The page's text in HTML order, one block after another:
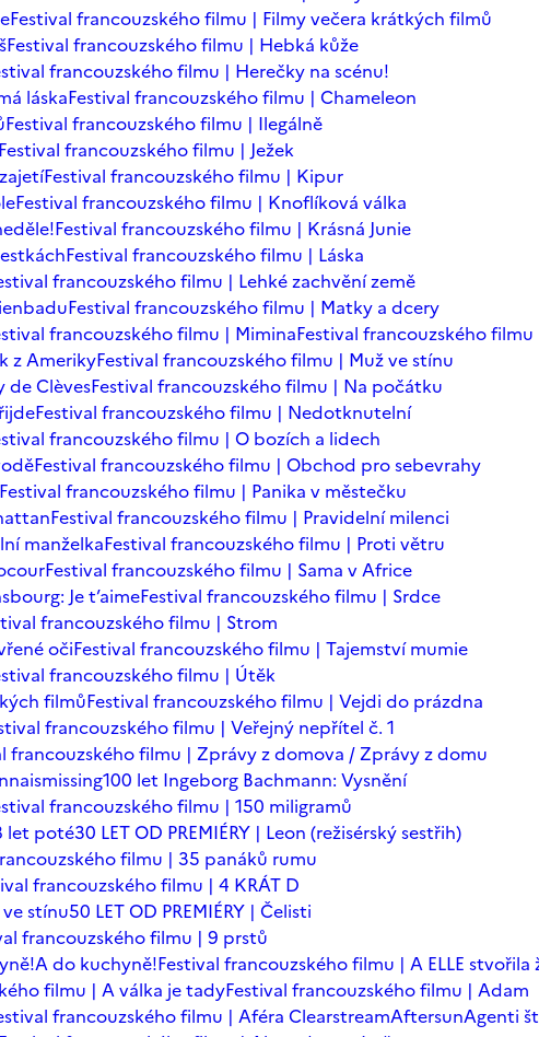
Festival francouzského filmu | Filmy večera krátkých filmů
Festival francouzského filmu | Hebká kůže
francouzského filmu | Herečky na scénu!
láskaFestival francouzského filmu | Chameleon
Festival francouzského filmu | Ilegálně
Festival francouzského filmu | Ježek
Festival francouzského filmu | Kipur
Festival francouzského filmu | Knoflíková válka
Festival francouzského filmu | Krásná Junie
Festival francouzského filmu | Láska
francouzského filmu | Lehké zachvění země
Festival francouzského filmu | Matky a dcery
francouzského filmu | MiminaFestival francouzského
z AmerikyFestival francouzského filmu | Muž ve stínu
de ClèvesFestival francouzského filmu | Na počátku
Festival francouzského filmu | Nedotknutelní
francouzského filmu | O bozích a lidech
Festival francouzského filmu | Obchod pro sebevrahy
Festival francouzského filmu | Panika v městečku
Festival francouzského filmu | Pravidelní milenci
manželkaFestival francouzského filmu | Proti větru
Festival francouzského filmu | Sama v Africe
Je t’aimeFestival francouzského filmu | Srdce
francouzského filmu | Strom
očiFestival francouzského filmu | Tajemství mumie
francouzského filmu | Útěk
filmůFestival francouzského filmu | Vejdi do prázdna
francouzského filmu | Veřejný nepřítel č. 1
francouzského filmu | Zprávy z domova / Zprávy z domu
100 let Ingeborg Bachmann: Vysnění
francouzského filmu | 150 miligramů
let poté30 LET OD PREMIÉRY | Leon (režisérský sestřih)
filmu | 35 panáků rumu
francouzského filmu | 4 KRÁT D
stínu50 LET OD PREMIÉRY | Čelisti
francouzského filmu | 9 prstů
A do kuchyně!Festival francouzského filmu | A ELLE stvořila
filmu | A válka je tadyFestival francouzského filmu | Adam
francouzského filmu | Aféra ClearstreamAftersunAgenti